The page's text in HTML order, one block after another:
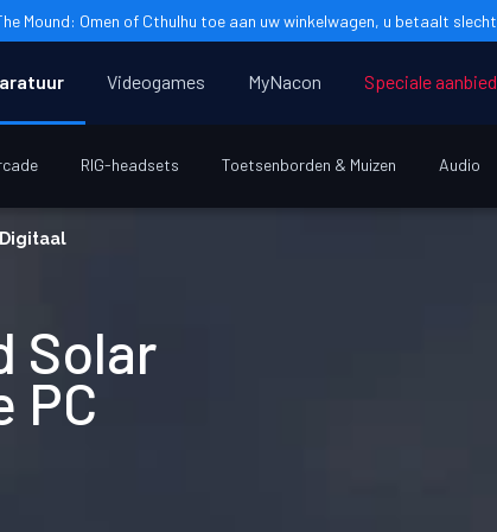
Mound: Omen of Cthulhu toe aan uw winkelwagen, u betaalt
RIG-headsets Toetsenborden & Muizen Audio
Videogames MyNacon Speciale
Solar
PC